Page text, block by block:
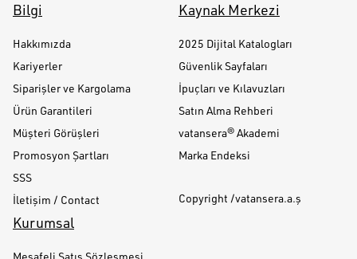
Bilgi
Hakkımızda
Kariyerler
Siparişler ve Kargolama
Ürün Garantileri
Müşteri Görüşleri
Promosyon Şartları
SSS
İletişim / Contact
Kaynak Merkezi
2025 Dijital Katalogları
Güvenlik Sayfaları
İpuçları ve Kılavuzları
Satın Alma Rehberi
vatansera® Akademi
Marka Endeksi
Copyright /vatansera.a.ş
Kurumsal
Mesafeli Satış Sözleşmesi